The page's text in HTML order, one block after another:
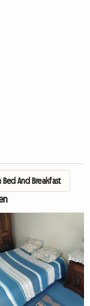
Bed And Breakfast